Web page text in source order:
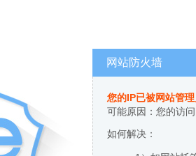
网站防火墙
您的IP已被网站管
可能原因：您的访
如何解决：